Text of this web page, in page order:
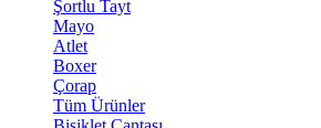
Şortlu Tayt
Mayo
Atlet
Boxer
Çorap
Tüm Ürünler